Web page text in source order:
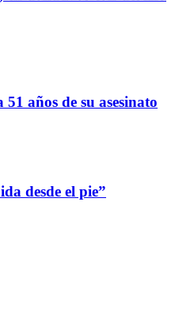
años de su asesinato
desde el pie”